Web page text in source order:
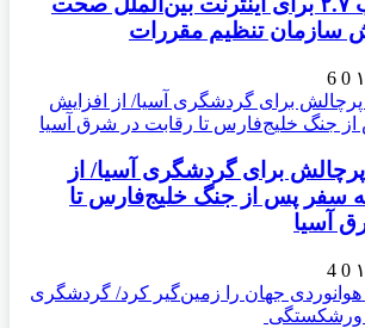
سازمان تنظیم مقررات
0
6
پرچالش برای گردشگری آسیا/ از
سفر پس از جنگ خلیج‌فارس تا
آسیا
0
4